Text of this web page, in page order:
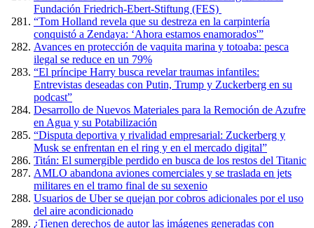
Fundación Friedrich-Ebert-Stiftung (FES)
“Tom Holland revela que su destreza en la carpintería
conquistó a Zendaya: ‘Ahora estamos enamorados'”
Avances en protección de vaquita marina y totoaba: pesca
ilegal se reduce en un 79%
“El príncipe Harry busca revelar traumas infantiles:
Entrevistas deseadas con Putin, Trump y Zuckerberg en su
podcast”
Desarrollo de Nuevos Materiales para la Remoción de Azufre
en Agua y su Potabilización
“Disputa deportiva y rivalidad empresarial: Zuckerberg y
Musk se enfrentan en el ring y en el mercado digital”
Titán: El sumergible perdido en busca de los restos del Titanic
AMLO abandona aviones comerciales y se traslada en jets
militares en el tramo final de su sexenio
Usuarios de Uber se quejan por cobros adicionales por el uso
del aire acondicionado
¿Tienen derechos de autor las imágenes generadas con